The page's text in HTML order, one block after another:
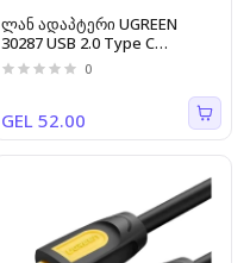
ლან ადაპტერი UGREEN
30287 USB 2.0 Type C
10/100Mbps Ethernet Adapter
110mm (Black)
0
GEL 52.00